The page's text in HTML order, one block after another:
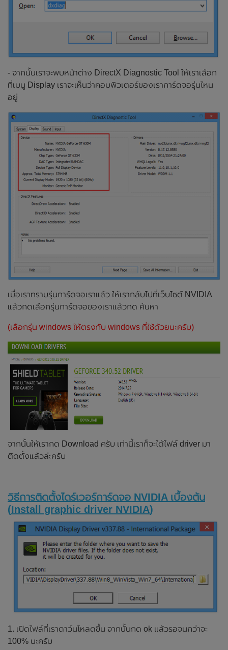
- จากนั้นเราจะพบหน้าต่าง DirectX Diagnostic Tool ให้เราเลือก
ที่เมนู Display เราจะเห็นว่าคอมพิวเตอร์ของเราการ์ดจอรุ่นไหน
อยู่
เมื่อเราทราบรุ่นการ์ดจอเราแล้ว ให้เรากลับไปที่เว็บไซต์ NVIDIA
แล้วกดเลือกรุ่นการ์ดจอของเราแล้วกด ค้นหา
(เลือกรุ่น windows ให้ตรงกับ windows ที่ใช้ด้วยนะครับ)
จากนั้นให้เรากด Download ครับ เท่านี้เราก็จะได้ไฟล์ driver มา
ติดตั้งแล้วล่ะครับ
วิธีการติดตั้งไดร์เวอร์การ์ดจอ NVIDIA เบื้องต้น
(Install graphic driver NVIDIA)
1. เปิดไฟล์ที่เราดาว์นโหลดขึ้น จากนั้นกด ok แล้วรอจนกว่าจะ
100% นะครับ